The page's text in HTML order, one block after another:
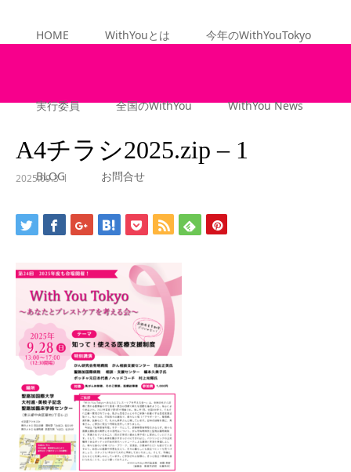
HOME WithYouとは 今年のWithYouTokyo
実行委員 全国のWithYou WithYou News
BLOG お問合せ
チ
シ
2025.zip
A4チラシ2025.zip – 1
2025.09.3